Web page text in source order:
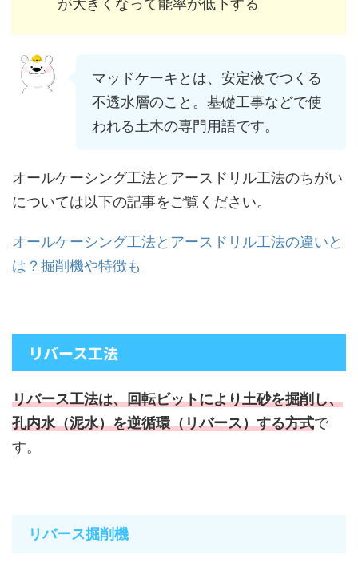
マッドケーキとは、安定液でつくる
不透水層のこと。基礎工事などで使
われる土木の専門用語です。
オールケーシング工法とアースドリル工法のちがい
については以下の記事をご覧ください。
オールケーシング工法とアースドリル工法の違いと
は？掘削機や特徴も
リバース工法
リバース工法は、回転ビットにより土砂を掘削し、
孔内水（泥水）を逆循環（リバース）する方式で
す。
リバース掘削機